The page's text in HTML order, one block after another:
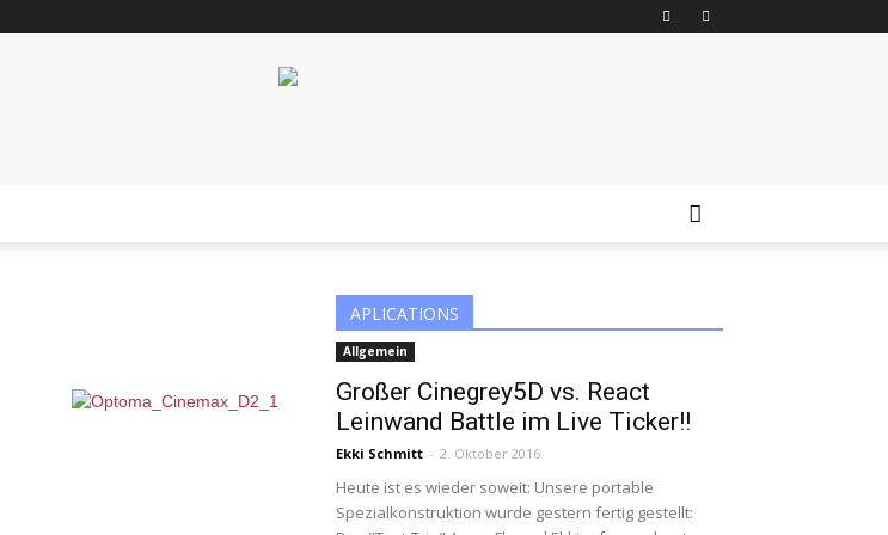
APLICATIONS
Allgemein
Großer Cinegrey5D vs. React
Leinwand Battle im Live Ticker!!
Ekki Schmitt - 2. Oktober 2016
Heute ist es wieder soweit: Unsere portable
Spezialkonstruktion wurde gestern fertig gestellt: